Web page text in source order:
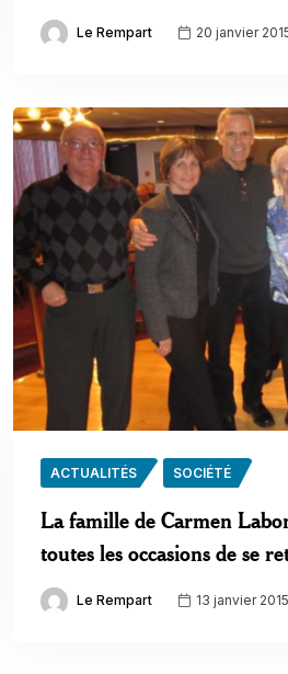
Le Rempart 20 janvier
ACTUALITÉS SOCIÉTÉ
La famille de Carmen
toutes les occasions de se
Le Rempart 13 janvier 2015